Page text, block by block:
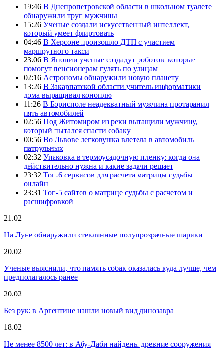
19:46 В Днепропетровской области в школьном туалете
обнаружили труп мужчины
15:26 Ученые создали искусственный интеллект,
который умеет флиртовать
04:46 В Херсоне произошло ДТП с участием
маршрутного такси
23:06 В Японии ученые создадут роботов, которые
помогут пенсионерам гулять по улицам
02:16 Астрономы обнаружили новую планету
13:26 В Закарпатской области учитель информатики
дома выращивал коноплю
11:26 В Борисполе неадекватный мужчина протаранил
пять автомобилей
02:56 Под Житомиром из реки вытащили мужчину,
который пытался спасти собаку
00:56 Во Львове легковушка влетела в автомобиль
патрульных
02:32 Упаковка в термоусадочную пленку: когда она
действительно нужна и какие задачи решает
23:32 Топ-6 сервисов для расчета матрицы судьбы
онлайн
23:31 Топ-5 сайтов о матрице судьбы с расчетом и
расшифровкой
21.02
На Луне обнаружили стеклянные полупрозрачные шарики
20.02
Ученые выяснили, что память собак оказалась куда лучше, чем
предполагалось ранее
20.02
Без рук: в Аргентине нашли новый вид динозавра
18.02
Не менее 8500 лет: в Абу-Даби найдены древние сооружения